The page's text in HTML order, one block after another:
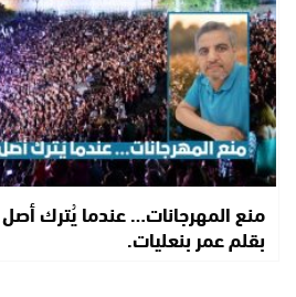
منع المهرجانات… عندما يُترك
بقلم عمر بنعليات.